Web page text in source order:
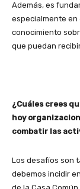
Además, es
especialmente en
conocimiento
que puedan
¿Cuáles crees
hoy
combatir las
Los desafíos son
debemos incidir